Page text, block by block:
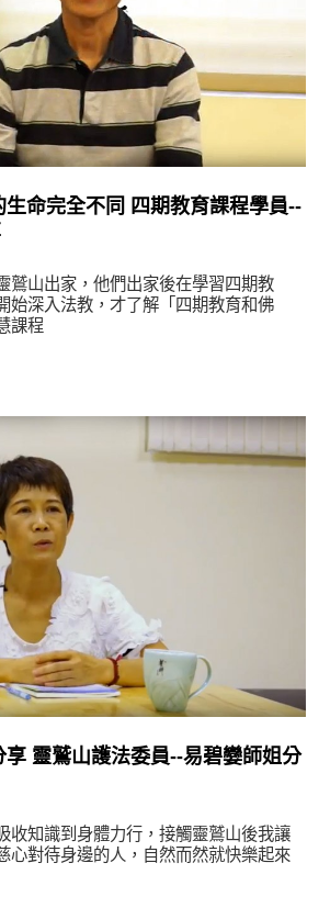
生命完全不同 四期教育課程學員--
鷲山出家，他們出家後在學習四期教
始深入法教，才了解「四期教育和佛
課程
享 靈鷲山護法委員--易碧孌師姐分
收知識到身體力行，接觸靈鷲山後我讓
心對待身邊的人，自然而然就快樂起來
學習分享